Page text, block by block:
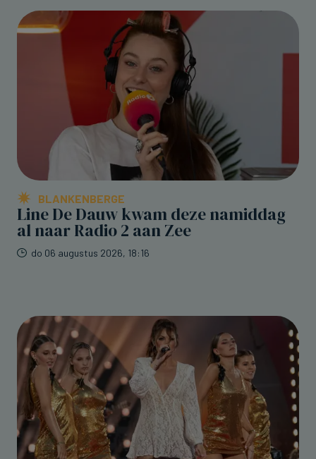
BLANKENBERGE
Line De Dauw kwam deze namiddag
al naar Radio 2 aan Zee
do 06 augustus 2026, 18:16